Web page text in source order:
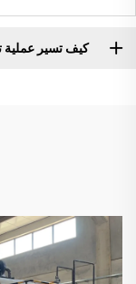
كيف تسير عملية